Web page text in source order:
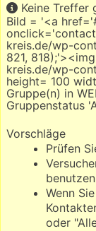
Keine Treffer
Bild = '<a
kreis.de/wp-
821,
kreis.de/wp-
height= 100
Gruppe(n) in
Gruppenstatus
Vorschläge
Prüfen
Wenn
oder